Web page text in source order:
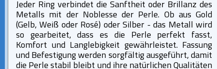
Jeder Ring verbindet die Sanftheit oder Brillanz des
Metalls mit der Noblesse der Perle. Ob aus Gold
(Gelb, Weiß oder Rosé) oder Silber - das Metall wird
so gearbeitet, dass es die Perle perfekt fasst,
Komfort und Langlebigkeit gewährleistet. Fassung
und Befestigung werden sorgfältig ausgeführt, damit
die Perle stabil bleibt und ihre natürlichen Qualitäten